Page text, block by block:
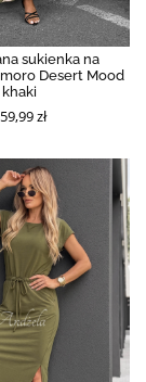
sukienka na
Desert Mood
khaki
zł